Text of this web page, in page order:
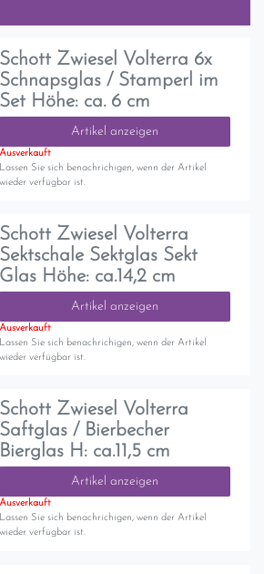
Schott Zwiesel Volterra 6x
Schnapsglas / Stamperl im
Set Höhe: ca. 6 cm
Artikel anzeigen
Ausverkauft
Lassen Sie sich benachrichigen, wenn der Artikel
wieder verfügbar ist.
Schott Zwiesel Volterra
Sektschale Sektglas Sekt
Glas Höhe: ca.14,2 cm
Artikel anzeigen
Ausverkauft
Lassen Sie sich benachrichigen, wenn der Artikel
wieder verfügbar ist.
Schott Zwiesel Volterra
Saftglas / Bierbecher
Bierglas H: ca.11,5 cm
Artikel anzeigen
Ausverkauft
Lassen Sie sich benachrichigen, wenn der Artikel
wieder verfügbar ist.